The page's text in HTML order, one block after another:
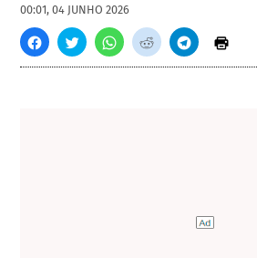
00:01, 04 JUNHO 2026